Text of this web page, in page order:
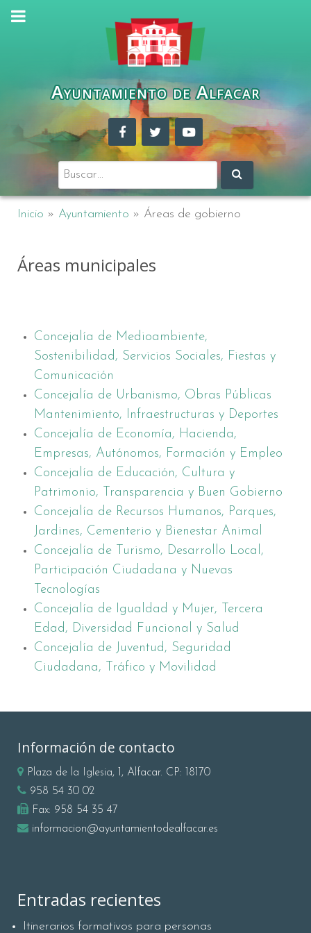
Ayuntamiento de Alfacar
Buscar:
Inicio » Ayuntamiento » Áreas de gobierno
Áreas municipales
Concejalía de Medioambiente,
Sostenibilidad, Servicios Sociales, Fiestas y
Comunicación
Concejalía de Urbanismo, Obras Públicas
Mantenimiento, Infraestructuras y Deportes
Concejalía de Economía, Hacienda,
Empresas, Autónomos, Formación y Empleo
Concejalía de Educación, Cultura y
Patrimonio, Transparencia y Buen Gobierno
Concejalía de Recursos Humanos, Parques,
Jardines, Cementerio y Bienestar Animal
Concejalía de Turismo, Desarrollo Local,
Participación Ciudadana y Nuevas
Tecnologías
Concejalía de Igualdad y Mujer, Tercera
Edad, Diversidad Funcional y Salud
Concejalía de Juventud, Seguridad
Ciudadana, Tráfico y Movilidad
Información de contacto
Plaza de la Iglesia, 1, Alfacar. CP: 18170
958 54 30 02
Fax: 958 54 35 47
informacion@ayuntamientodealfacar.es
Entradas recientes
Itinerarios formativos para personas